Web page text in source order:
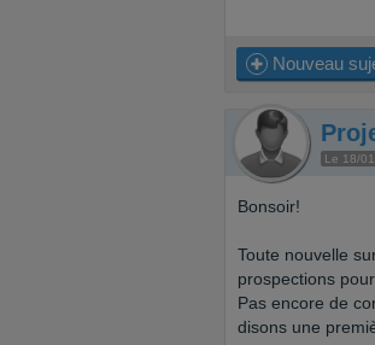
Nouveau
Le 18/
Bonsoir!
Toute nouvelle
prospections
Pas encore de
disons une